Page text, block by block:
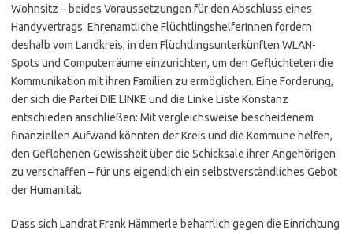
Wohnsitz – beides Voraussetzungen für den Abschluss eines
Handyvertrags. Ehrenamtliche FlüchtlingshelferInnen fordern
deshalb vom Landkreis, in den Flüchtlingsunterkünften WLAN-
Spots und Computerräume einzurichten, um den Geflüchteten die
Kommunikation mit ihren Familien zu ermöglichen. Eine Forderung,
der sich die Partei DIE LINKE und die Linke Liste Konstanz
entschieden anschließen: Mit vergleichsweise bescheidenem
finanziellen Aufwand könnten der Kreis und die Kommune helfen,
den Geflohenen Gewissheit über die Schicksale ihrer Angehörigen
zu verschaffen – für uns eigentlich ein selbstverständliches Gebot
der Humanität.
Dass sich Landrat Frank Hämmerle beharrlich gegen die Einrichtung